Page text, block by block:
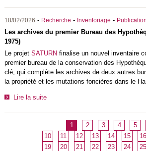
18/02/2026 - Recherche - Inventoriage -
Les archives du premier Bureau des
1975)
Le projet SATURN finalise un nouvel inventaire
premier bureau de la conservation des
clé, qui complète les archives de deux autres
la propriété et les mutations foncières dans le
Lire la suite
1 2 3 4 5
10
11 12 13 14 15 16
19
20 21 22 23 24 25